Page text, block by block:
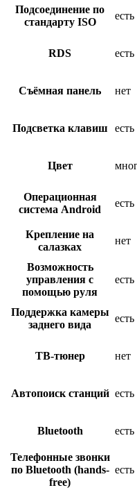
Подсоединение по
стандарту ISO
есть
RDS есть
Съёмная панель нет
Подсветка клавиш есть
Цвет
Операционная
система Android
есть
Крепление на
салазках
нет
Возможность
управления с
помощью руля
есть
Поддержка камеры
заднего вида
есть
ТВ-тюнер нет
Автопоиск станций есть
Bluetooth есть
Телефонные звонки
по Bluetooth (hands-
free)
есть